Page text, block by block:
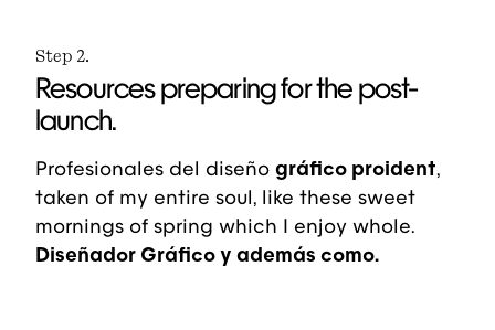
Step 2.
Resources preparing for the post-
launch.
Profesionales del diseño gráfico proident,
taken of my entire soul, like these sweet
mornings of spring which I enjoy whole.
Diseñador Gráfico y además como.